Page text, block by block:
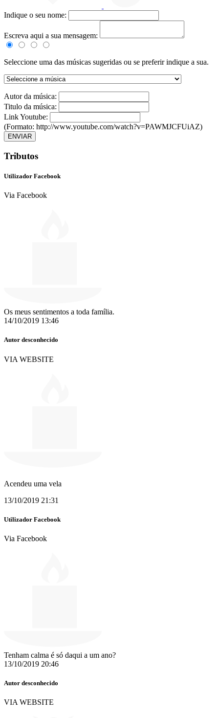
Indique o seu nome:
Escreva aqui a sua mensagem:
Seleccione uma das músicas sugeridas ou se preferir indique a sua.
Autor da música:
Titulo da música:
Link Youtube:
(Formato: http://www.youtube.com/watch?v=PAWMJCFUiAZ)
ENVIAR
Tributos
Utilizador Facebook
Via Facebook
Os meus sentimentos a toda família.
14/10/2019 13:46
Autor desconhecido
VIA WEBSITE
Acendeu uma vela
13/10/2019 21:31
Utilizador Facebook
Via Facebook
Tenham calma é só daqui a um ano?
13/10/2019 20:46
Autor desconhecido
VIA WEBSITE